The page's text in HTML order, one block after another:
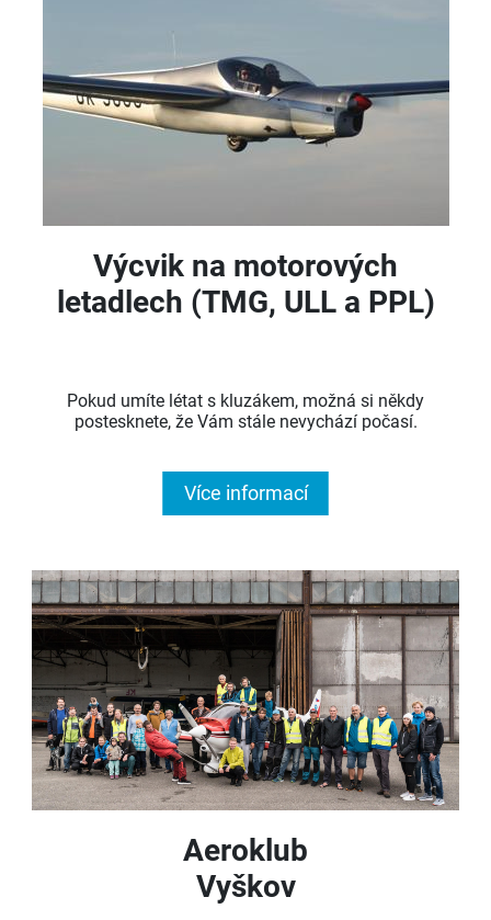
Výcvik na motorových
letadlech (TMG, ULL a PPL)
Pokud umíte létat s kluzákem, možná si někdy
postesknete, že Vám stále nevychází počasí.
Více informací
Aeroklub
Vyškov